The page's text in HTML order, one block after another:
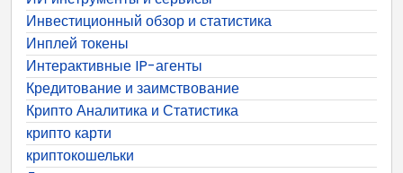
Инвестиционный обзор и статистика
Инплей токены
Интерактивные IP-агенты
Кредитование и заимствование
Крипто Аналитика и Статистика
крипто карти
криптокошельки